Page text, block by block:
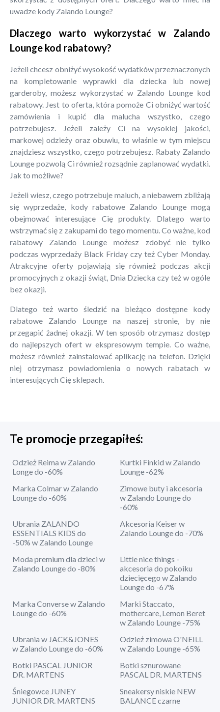
uwadze kody Zalando Lounge?
Dlaczego warto wykorzystać w Zalando
Lounge kod rabatowy?
Jeżeli chcesz obniżyć wysokość wydatków przeznaczonych
na kompletowanie wyprawki dla dziecka lub nowej
garderoby, możesz wykorzystać w Zalando Lounge kod
rabatowy. Jest to oferta, która pomoże Ci obniżyć wartość
zamówienia i kupić dla malucha wszystko, czego
potrzebujesz. Jeżeli zależy Ci na wysokiej jakości,
markowej odzieży oraz obuwiu, to właśnie w tym miejscu
znajdziesz wszystko, czego potrzebujesz. Rabaty Zalando
Lounge pozwolą Ci również rozsądnie zaplanować wydatki.
Jak to możliwe?
Jeżeli wiesz, czego potrzebuje maluch, a niebawem zbliżają
się wyprzedaże, kody rabatowe Zalando Lounge mogą
obejmować interesujące Cię produkty. Dlatego warto
wstrzymać się z zakupami do tego momentu. Co ważne, kod
rabatowy Zalando Lounge możesz zdobyć nie tylko
podczas wyprzedaży Black Friday czy też Cyber Monday.
Atrakcyjne oferty pojawiają się również podczas akcji
promocyjnych z okazji świąt, Dnia Dziecka czy też w ogóle
bez okazji.
Dlatego też warto śledzić na bieżąco dostępne kody
rabatowe Zalando Lounge na naszej stronie, by nie
przegapić żadnej okazji. W ten sposób otrzymasz dostęp
do najlepszych ofert w ekspresowym tempie. Co ważne,
możesz również zainstalować aplikację na telefon. Dzięki
niej otrzymasz powiadomienia o nowych rabatach w
interesujących Cię sklepach.
Te promocje przegapiłeś:
Odzież Reima w Zalando
Longe do -60%
Kurtki Finkid w Zalando
Lounge -62%
Marka Colmar w Zalando
Lounge do -60%
Zimowe buty i akcesoria
w Zalando Lounge do
-60%
Ubrania ZALANDO
ESSENTIALS KIDS do
-50% w Zalando Lounge
Akcesoria Keiser w
Zalando Lounge do -70%
Moda premium dla dzieci w
Zalando Lounge do -80%
Little nice things -
akcesoria do pokoiku
dziecięcego w Zalando
Lounge do -67%
Marka Converse w Zalando
Lounge do -60%
Marki Staccato,
mothercare, Lemon Beret
w Zalando Lounge -75%
Ubrania w JACK&JONES
w Zalando Lounge do -60%
Odzież zimowa O'NEILL
w Zalando Lounge -65%
Botki PASCAL JUNIOR
DR. MARTENS
Botki sznurowane
PASCAL DR. MARTENS
Śniegowce JUNEY
JUNIOR DR. MARTENS
Sneakersy niskie NEW
BALANCE czarne